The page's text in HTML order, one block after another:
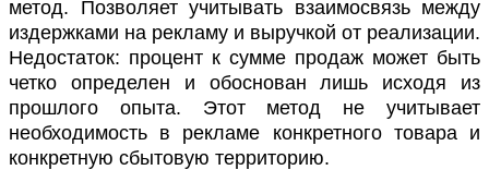
метод. Позволяет учитывать взаимосвязь между
издержками на рекламу и выручкой от реализации.
Недостаток: процент к сумме продаж может быть
четко определен и обоснован лишь исходя из
прошлого опыта. Этот метод не учитывает
необходимость в рекламе конкретного товара и
конкретную сбытовую территорию.